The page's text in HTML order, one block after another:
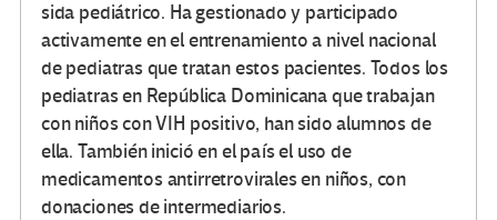
sida pediátrico. Ha gestionado y participado
activamente en el entrenamiento a nivel nacional
de pediatras que tratan estos pacientes. Todos los
pediatras en República Dominicana que trabajan
con niños con VIH positivo, han sido alumnos de
ella. También inició en el país el uso de
medicamentos antirretrovirales en niños, con
donaciones de intermediarios.